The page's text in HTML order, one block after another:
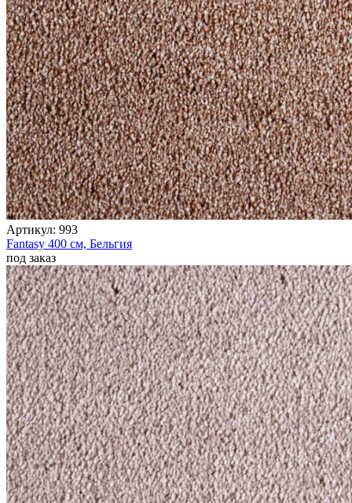
Артикул: 993
Fantasy 400 см, Бельгия
под заказ